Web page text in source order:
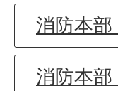
消防本部
消防本部